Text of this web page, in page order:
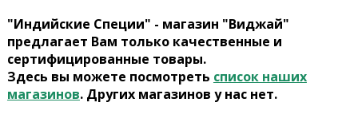
"Индийские Специи" - магазин "Виджай"
предлагает Вам только качественные и
сертифицированные товары.
Здесь вы можете посмотреть список наших
магазинов. Других магазинов у нас нет.